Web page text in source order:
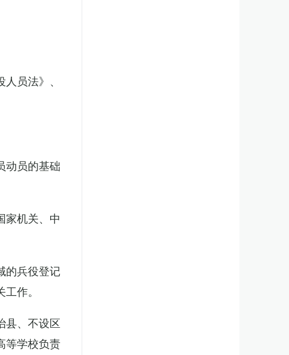
员法》、
动员的基础
家机关、中
的兵役登记
作。
县、不设区
等学校负责